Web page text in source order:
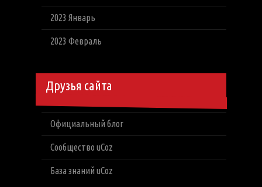
2023 Январь
2023 Февраль
Друзья сайта
Официальный блог
Сообщество uCoz
База знаний uCoz